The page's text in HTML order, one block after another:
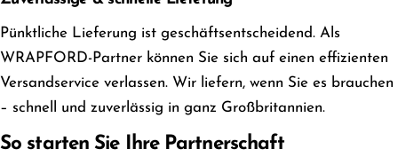
Pünktliche Lieferung ist geschäftsentscheidend. Als
WRAPFORD-Partner können Sie sich auf einen effizienten
Versandservice verlassen. Wir liefern, wenn Sie es brauchen
– schnell und zuverlässig in ganz Großbritannien.
So starten Sie Ihre Partnerschaft